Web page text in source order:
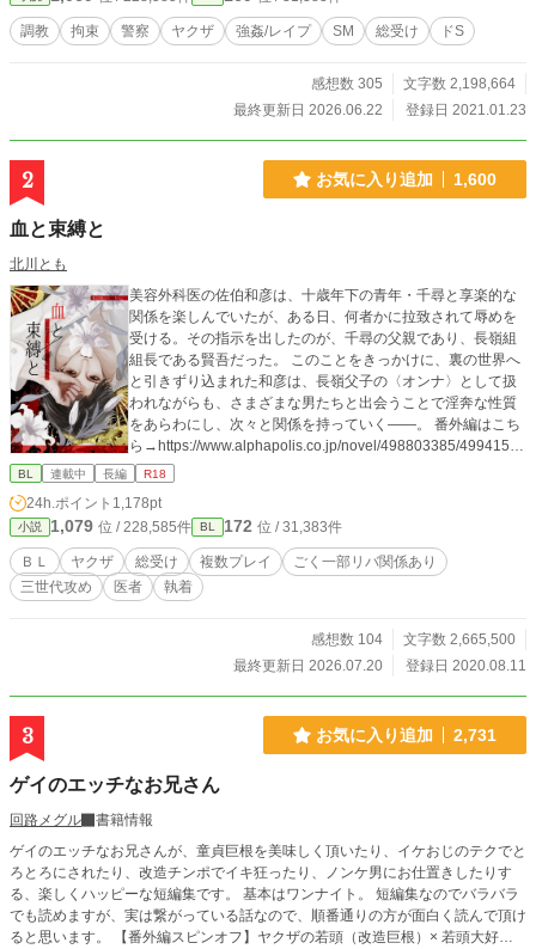
調教 拘束 警察 ヤクザ 強姦/レイプ SM 総受け ドS
感想数 305
文字数 2,198,664
最終更新日 2026.06.22
登録日 2021.01.23
2 お気に入り追加 1,600
血と束縛と
北川とも
美容外科医の佐伯和彦は、十歳年下の青年・千尋と享楽的な
関係を楽しんでいたが、ある日、何者かに拉致されて辱めを
受ける。その指示を出したのが、千尋の父親であり、長嶺組
組長である賢吾だった。 このことをきっかけに、裏の世界へ
と引きずり込まれた和彦は、長嶺父子の〈オンナ〉として扱
われながらも、さまざまな男たちと出会うことで淫奔な性質
をあらわにし、次々と関係を持っていく――。 番外編はこち
ら→https://www.alphapolis.co.jp/novel/498803385/49941533
9 賢吾視点の番外編「眠らない蛇」、Kindleにて配信中。 表
BL 連載中 長編 R18
24h.ポイント 1,178pt
小説 1,079 位 / 228,585件 BL 172 位 / 31,383件
ＢＬ ヤクザ 総受け 複数プレイ
ごく一部リバ関係あり
三世代攻め
医者 執着
感想数 104
文字数 2,665,500
最終更新日 2026.07.20
登録日 2020.08.11
3 お気に入り追加 2,731
ゲイのエッチなお兄さん
回路メグル
書籍情報
ゲイのエッチなお兄さんが、童貞巨根を美味しく頂いたり、イケおじのテクでと
ろとろにされたり、改造チンポでイキ狂ったり、ノンケ男にお仕置きしたりす
る、楽しくハッピーな短編集です。 基本はワンナイト。 短編集なのでバラバラ
でも読めますが、実は繋がっている話なので、順番通りの方が面白く読んで頂け
ると思います。 【番外編スピンオフ】ヤクザの若頭（改造巨根）× 若頭大好き